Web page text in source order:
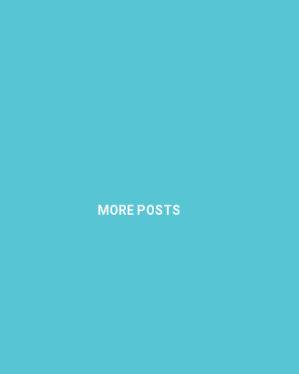
MORE POSTS